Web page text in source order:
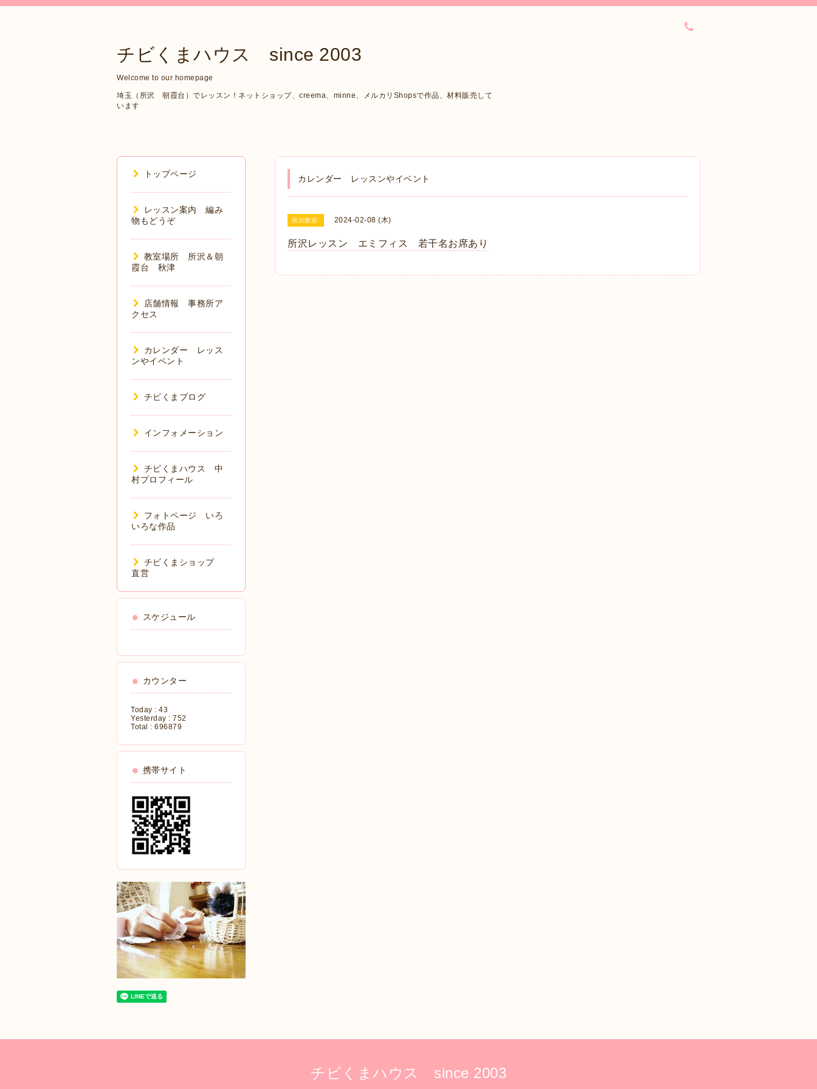
チビくまハウス since 2003
Welcome to our homepage
埼玉（所沢 朝霞台）でレッスン！ネットショップ、creema、minne、メルカリShopsで作品、材料販売して
います
カレンダー レッスンやイベント
所沢教室 2024-02-08 (木)
所沢レッスン エミフィス 若干名お席あり
トップページ
レッスン案内 編み
物もどうぞ
教室場所 所沢＆朝
霞台 秋津
店舗情報 事務所ア
クセス
カレンダー レッス
ンやイベント
チビくまブログ
インフォメーション
チビくまハウス 中
村プロフィール
フォトページ いろ
いろな作品
チビくまショップ
直営
スケジュール
カウンター
Today : 43
Yesterday : 752
Total : 696879
携帯サイト
チビくまハウス since 2003